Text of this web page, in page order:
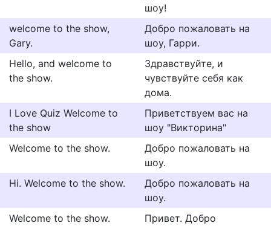
шоу!
welcome to the show,
Gary.
Добро пожаловать на
шоу, Гарри.
Hello, and welcome to
the show.
Здравствуйте, и
чувствуйте себя как
дома.
I Love Quiz Welcome to
the show
Приветствуем вас на
шоу "Викторина"
Welcome to the show.
Добро пожаловать на
шоу.
Hi. Welcome to the show.
Добро пожаловать на
шоу.
Welcome to the show.
Привет. Добро